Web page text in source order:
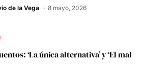
de la Vega 8 mayo, 2026
‘La única alternativa’ y ‘El mal